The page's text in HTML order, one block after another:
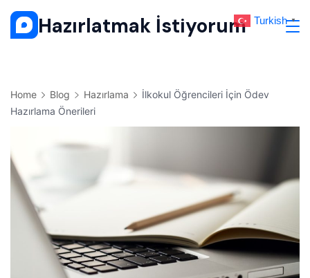
Skip
Hazırlatmak İstiyorum
Home Blog Hazırlama
İlkokul Öğrencileri İçin Ödev
Hazırlama Önerileri
Turkish ▼